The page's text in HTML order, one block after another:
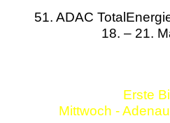
51. ADAC
18. – 21.
Erste
Mittwoch -